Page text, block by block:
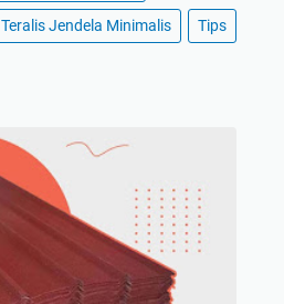
Teralis Jendela Minimalis Tips